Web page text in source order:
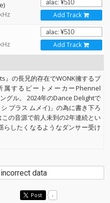
Add Track
Add Track
』の長兄的存在でWONK擁するブ
属するビートメーカーPhennel
グル。 2024年のDance Delightで
プラス ムメイ)」の為に書き下ろ
の音源で前人未到の2年連続とい
らしたくなるようなダンサー受け
data
Post -